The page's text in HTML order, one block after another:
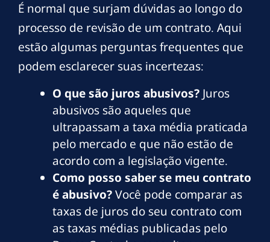
É normal que surjam dúvidas ao longo do
processo de revisão de um contrato. Aqui
estão algumas perguntas frequentes que
podem esclarecer suas incertezas:
O que são juros abusivos? Juros
abusivos são aqueles que
ultrapassam a taxa média praticada
pelo mercado e que não estão de
acordo com a legislação vigente.
Como posso saber se meu contrato
é abusivo?Você pode comparar as
taxas de juros do seu contrato com
as taxas médias publicadas pelo